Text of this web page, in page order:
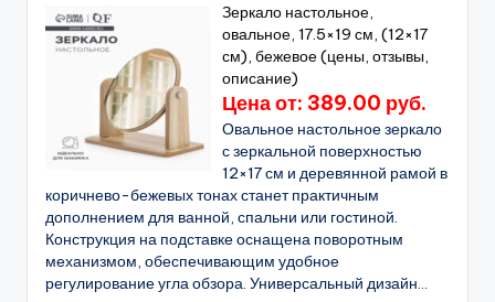
Зеркало настольное,
овальное, 17.5×19 см, (12×17
см), бежевое (цены, отзывы,
описание)
Цена от: 389.00 руб.
Овальное настольное зеркало
с зеркальной поверхностью
12×17 см и деревянной рамой в
коричнево-бежевых тонах станет практичным
дополнением для ванной, спальни или гостиной.
Конструкция на подставке оснащена поворотным
механизмом, обеспечивающим удобное
регулирование угла обзора. Универсальный дизайн...